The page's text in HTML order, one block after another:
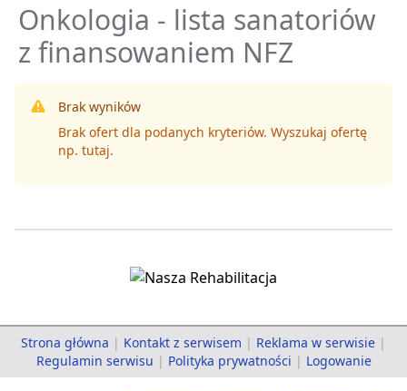
Onkologia - lista sanatoriów
z finansowaniem NFZ
Brak wyników
Brak ofert dla podanych kryteriów. Wyszukaj ofertę
np. tutaj.
Strona główna | Kontakt z serwisem | Reklama w serwisie |
Regulamin serwisu | Polityka prywatności | Logowanie